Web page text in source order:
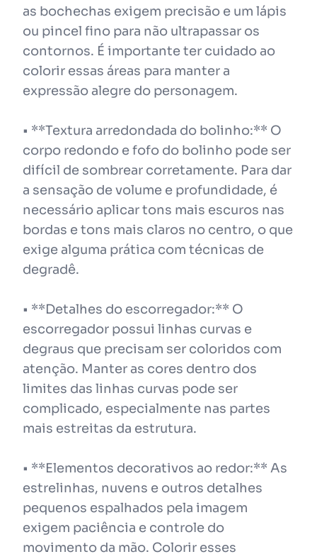
as bochechas exigem precisão e um lápis
ou pincel fino para não ultrapassar os
contornos. É importante ter cuidado ao
colorir essas áreas para manter a
expressão alegre do personagem.
• **Textura arredondada do bolinho:** O
corpo redondo e fofo do bolinho pode ser
difícil de sombrear corretamente. Para dar
a sensação de volume e profundidade, é
necessário aplicar tons mais escuros nas
bordas e tons mais claros no centro, o que
exige alguma prática com técnicas de
degradê.
• **Detalhes do escorregador:** O
escorregador possui linhas curvas e
degraus que precisam ser coloridos com
atenção. Manter as cores dentro dos
limites das linhas curvas pode ser
complicado, especialmente nas partes
mais estreitas da estrutura.
• **Elementos decorativos ao redor:** As
estrelinhas, nuvens e outros detalhes
pequenos espalhados pela imagem
exigem paciência e controle do
movimento da mão. Colorir esses